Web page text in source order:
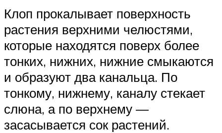
Клоп прокалывает поверхность
растения верхними челюстями,
которые находятся поверх более
тонких, нижних, нижние смыкаются
и образуют два канальца. По
тонкому, нижнему, каналу стекает
слюна, а по верхнему —
засасывается сок растений.